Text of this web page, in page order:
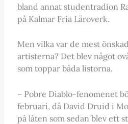
bland annat studentradion
på Kalmar Fria Läroverk.
Men vilka var de mest
artisterna? Det blev något
som toppar båda listorna.
– Pobre Diablo-fenomenet
februari, då David Druid i
på låten som sedan blev ett